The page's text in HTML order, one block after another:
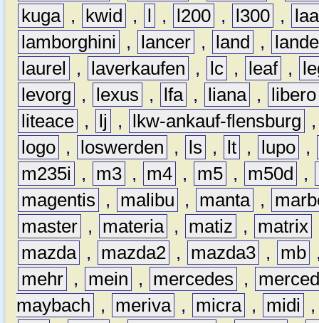
kuga , kwid , l , l200 , l300 ,
lamborghini
, lancer , land ,
laurel
, laverkaufen , lc , leaf ,
levorg
, lexus , lfa , liana ,
libero
liteace , lj , lkw-ankauf-flensburg
logo , loswerden , ls , lt , lupo ,
m235i
, m3 , m4 , m5 , m50d ,
magentis
, malibu , manta ,
master , materia , matiz , matrix
mazda , mazda2 , mazda3 , mb
mehr , mein , mercedes ,
maybach
, meriva , micra , midi